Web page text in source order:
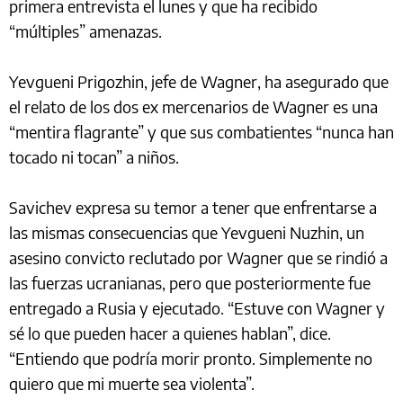
primera entrevista el lunes y que ha recibido
“múltiples” amenazas.
Yevgueni Prigozhin, jefe de Wagner, ha asegurado que
el relato de los dos ex mercenarios de Wagner es una
“mentira flagrante” y que sus combatientes “nunca han
tocado ni tocan” a niños.
Savichev expresa su temor a tener que enfrentarse a
las mismas consecuencias que Yevgueni Nuzhin, un
asesino convicto reclutado por Wagner que se rindió a
las fuerzas ucranianas, pero que posteriormente fue
entregado a Rusia y ejecutado. “Estuve con Wagner y
sé lo que pueden hacer a quienes hablan”, dice.
“Entiendo que podría morir pronto. Simplemente no
quiero que mi muerte sea violenta”.